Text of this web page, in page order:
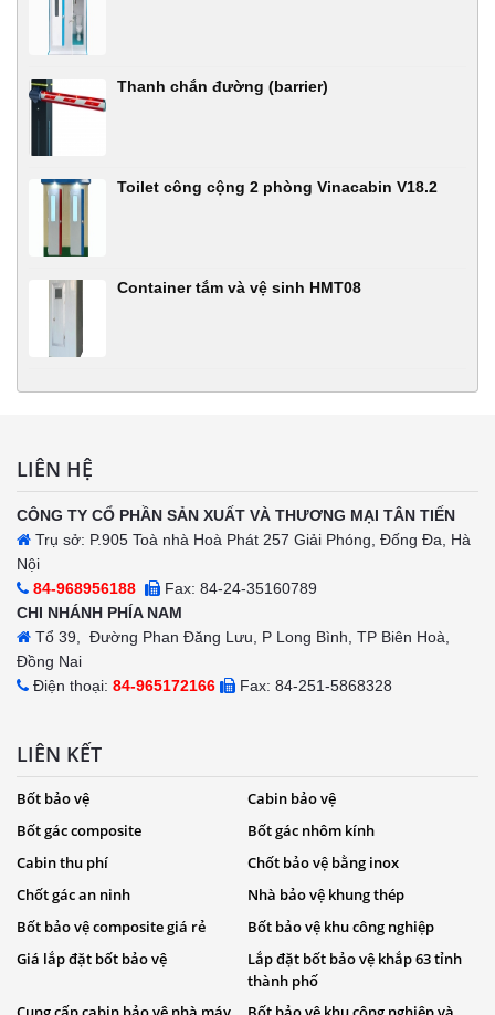
Thanh chắn đường (barrier)
Toilet công cộng 2 phòng Vinacabin V18.2
Container tắm và vệ sinh HMT08
LIÊN HỆ
CÔNG TY CỔ PHẦN SẢN XUẤT VÀ THƯƠNG MẠI TÂN TIẾN
Trụ sở: P.905 Toà nhà Hoà Phát 257 Giải Phóng, Đống Đa, Hà
Nội
84-968956188
Fax: 84-24-35160789
CHI NHÁNH PHÍA NAM
Tổ 39, Đường Phan Đăng Lưu, P Long Bình, TP Biên Hoà,
Đồng Nai
Điện thoại: 84-965172166 Fax: 84-251-5868328
LIÊN KẾT
Bốt bảo vệ
Cabin bảo vệ
Bốt gác composite
Bốt gác nhôm kính
Cabin thu phí
Chốt bảo vệ bằng inox
Chốt gác an ninh
Nhà bảo vệ khung thép
Bốt bảo vệ composite giá rẻ
Bốt bảo vệ khu công nghiệp
Giá lắp đặt bốt bảo vệ
Lắp đặt bốt bảo vệ khắp 63 tỉnh
thành phố